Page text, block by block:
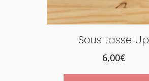
Sous tasse Up
6,00€